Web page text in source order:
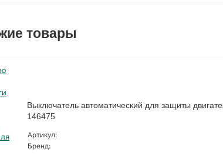
товары
Выключатель автоматический для защиты
146475
Артикул:
Бренд: